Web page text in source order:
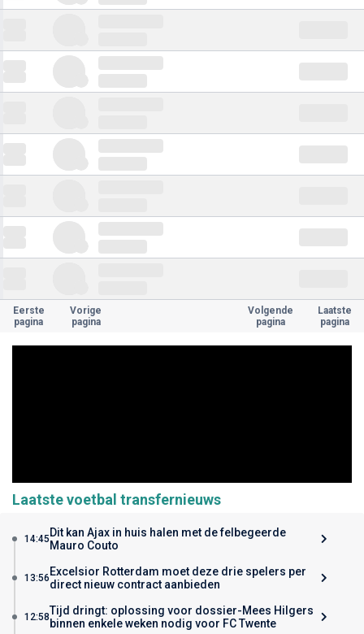
Eerste
pagina
Vorige
pagina
Volgende
pagina
Laatste
pagina
Laatste voetbal transfernieuws
14:45 Dit kan Ajax in huis halen met de felbegeerde
Mauro Couto
13:56 Excelsior Rotterdam moet deze drie spelers per
direct nieuw contract aanbieden
12:58Tijd dringt: oplossing voor dossier-Mees Hilgers
binnen enkele weken nodig voor FC Twente